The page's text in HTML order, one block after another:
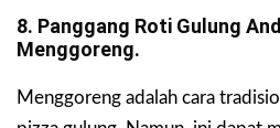
8. Panggang Roti Gulung
Menggoreng.
Menggoreng adalah cara